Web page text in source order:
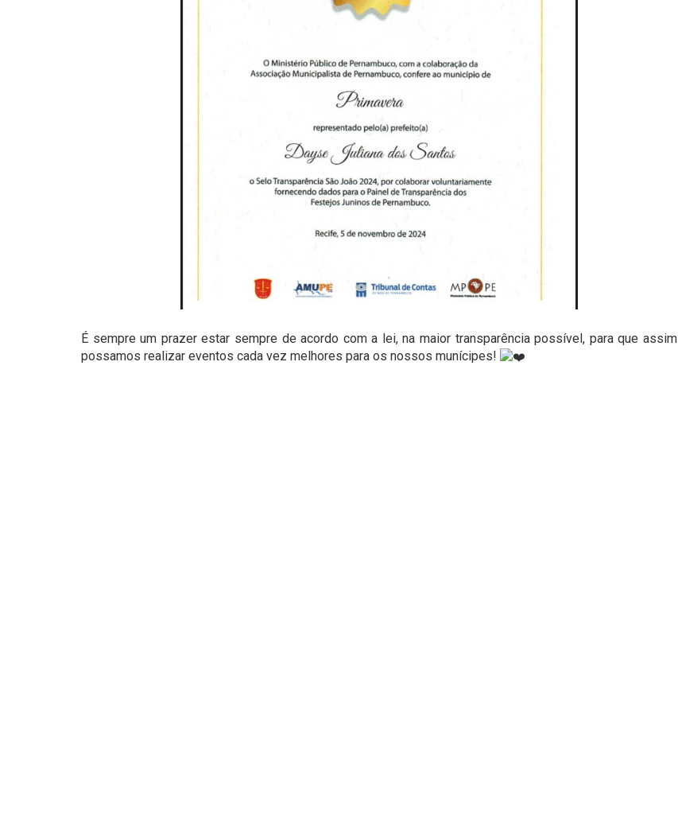
É sempre um prazer estar sempre de acordo com a lei, na maior transparência possível, para que assim
possamos realizar eventos cada vez melhores para os nossos munícipes!